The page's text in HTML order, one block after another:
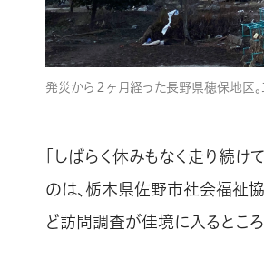
発災から２ヶ月経った長野県穂保地区
「しばらく休みもなく走り続け
のは、栃木県佐野市社会福祉
ど訪問調査が佳境に入るところ